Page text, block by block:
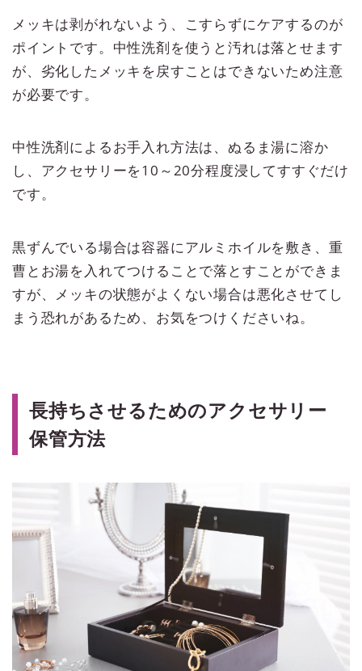
メッキは剥がれないよう、こすらずにケアするのが
ポイントです。中性洗剤を使うと汚れは落とせます
が、劣化したメッキを戻すことはできないため注意
が必要です。
中性洗剤によるお手入れ方法は、ぬるま湯に溶か
し、アクセサリーを10～20分程度浸してすすぐだけ
です。
黒ずんでいる場合は容器にアルミホイルを敷き、重
曹とお湯を入れてつけることで落とすことができま
すが、メッキの状態がよくない場合は悪化させてし
まう恐れがあるため、お気をつけくださいね。
長持ちさせるためのアクセサリー
保管方法